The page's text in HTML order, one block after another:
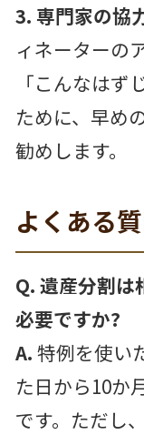
3. 専門家の協
ィネーターの
「こんなは
ために、早め
勧めします。
よくある
Q. 遺産分割は
必要ですか?
A. 特例を使い
た日から10か
です。ただし